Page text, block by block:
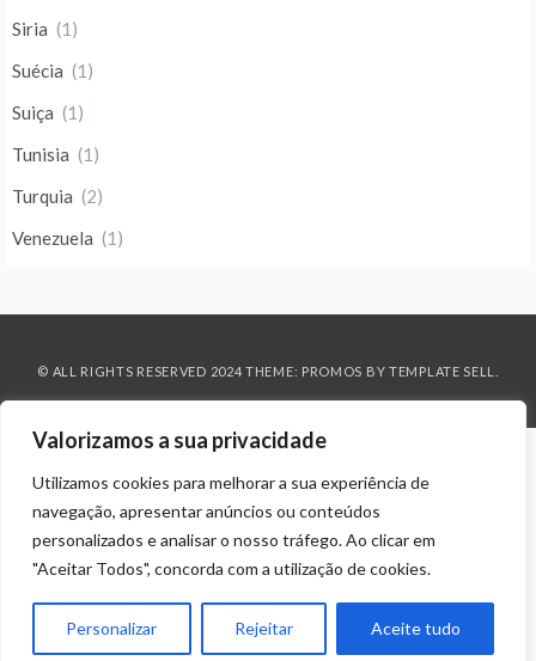
Valorizamos a sua privacidade
Utilizamos cookies para melhorar a sua experiência de
navegação, apresentar anúncios ou conteúdos
personalizados e analisar o nosso tráfego. Ao clicar em
"Aceitar Todos", concorda com a utilização de cookies.
Personalizar Rejeitar Aceite tudo
Siria (1)
Suécia (1)
Suiça (1)
Tunisia (1)
Turquia (2)
Venezuela (1)
© ALL RIGHTS RESERVED 2024 THEME: PROMOS BY TEMPLATE SELL